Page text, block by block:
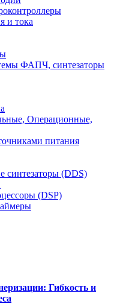
и тока
ФАПЧ, синтезаторы
Операционные,
питания
синтезаторы (DDS)
(DSP)
Гибкость и